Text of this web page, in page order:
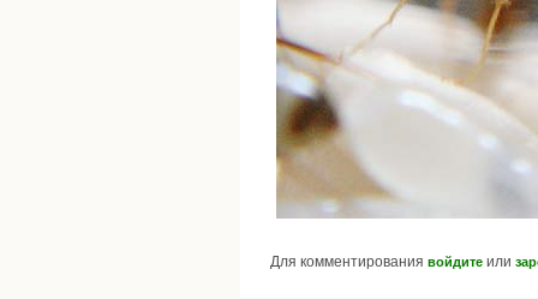
Для комментирования войдите или